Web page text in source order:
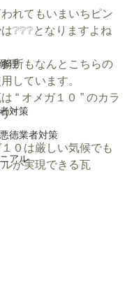
理
対策
徳業者対策
アル
れてもいまいちピン
❔❔❔となりますよね
所もなんとこちらの
しています。
“ オメガ１０ ” のカラ
”
０は厳しい気候でも
が実現できる瓦